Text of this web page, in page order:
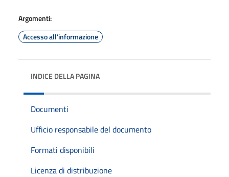
Argomenti:
Accesso all'informazione
INDICE DELLA PAGINA
Documenti
Ufficio responsabile del documento
Formati disponibili
Licenza di distribuzione